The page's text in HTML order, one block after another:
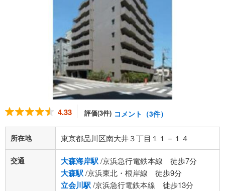
4.33 評価(3件) コメント（3件）
所在地 東京都品川区南大井３丁目１１－１４
交通 大森海岸駅/京浜急行電鉄本線 徒歩7分
大森駅/京浜東北・根岸線 徒歩9分
立会川駅/京浜急行電鉄本線 徒歩13分